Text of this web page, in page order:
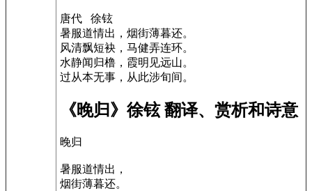
唐代 徐铉
暑服道情出，烟街薄暮还。
风清飘短袂，马健弄连环。
水静闻归橹，霞明见远山。
过从本无事，从此涉旬间。
《晚归》徐铉 翻译、赏析和诗意
晚归
暑服道情出，
烟街薄暮还。